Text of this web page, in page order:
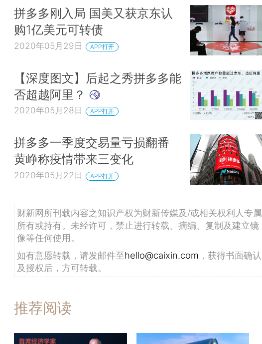
拼多多刚入局 国美又获京东认
购1亿美元可转债
2020年05月29日 APP打开
【深度图文】后起之秀拼多多能
否超越阿里？
2020年05月28日 APP打开
拼多多一季度交易量亏损翻番
黄峥称疫情带来三变化
2020年05月22日 APP打开
财新网所刊载内容之知识产权为财新传媒及/或相关权利人专属
所有或持有。未经许可，禁止进行转载、摘编、复制及建立镜
像等任何使用。
如有意愿转载，请发邮件至hello@caixin.com ，获得书面确认
及授权后，方可转载。
推荐阅读